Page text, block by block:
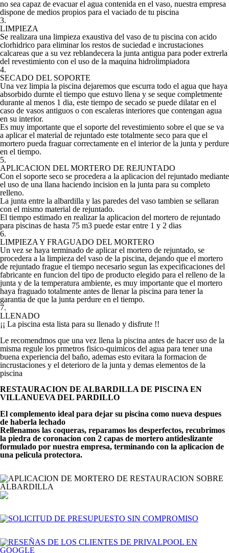
no sea capaz de evacuar el agua contenida en el vaso, nuestra empresa
dispone de medios propios para el vaciado de tu piscina
3.
LIMPIEZA
Se realizara una limpieza exaustiva del vaso de tu piscina con acido
clorhidrico para eliminar los restos de suciedad e incrustaciones
calcareas que a su vez reblandecera la junta antigua para poder extrerla
del revestimiento con el uso de la maquina hidrolimpiadora
4.
SECADO DEL SOPORTE
Una vez limpia la piscina dejaremos que escurra todo el agua que haya
absorbido durnte el tiempo que estuvo llena y se seque completmente
durante al menos 1 dia, este tiempo de secado se puede dilatar en el
caso de vasos antiguos o con escaleras interiores que contengan agua
en su interior.
Es muy importante que el soporte del revestimiento sobre el que se va
a aplicar el material de rejuntado este totalmente seco para que el
mortero pueda fraguar correctamente en el interior de la junta y perdure
en el tiempo.
5.
APLICACION DEL MORTERO DE REJUNTADO
Con el soporte seco se procedera a la aplicacion del rejuntado mediante
el uso de una llana haciendo incision en la junta para su completo
relleno.
La junta entre la albardilla y las paredes del vaso tambien se sellaran
con el mismo material de rejuntado.
El tiempo estimado en realizar la aplicacion del mortero de rejuntado
para piscinas de hasta 75 m3 puede estar entre 1 y 2 dias
6.
LIMPIEZA Y FRAGUADO DEL MORTERO
Un vez se haya terminado de aplicar el mortero de rejuntado, se
procedera a la limpieza del vaso de la piscina, dejando que el mortero
de rejuntado frague el tiempo necesario segun las expecificaciones del
fabricante en funcion del tipo de producto elegido para el relleno de la
junta y de la temperatura ambiente, es muy importante que el mortero
haya fraguado totalmente antes de llenar la piscina para tener la
garantia de que la junta perdure en el tiempo.
7.
LLENADO
¡¡ La piscina esta lista para su llenado y disfrute !!
Le recomendmos que una vez llena la piscina antes de hacer uso de la
misma regule los prmetros fisico-quimicos del agua para tener una
buena experiencia del baño, ademas esto evitara la formacion de
incrustaciones y el deterioro de la junta y demas elementos de la
piscina
RESTAURACION DE ALBARDILLA DE PISCINA EN
VILLANUEVA DEL PARDILLO
El complemento ideal para dejar su piscina como nueva despues
de haberla lechado
Rellenamos las coqueras, reparamos los desperfectos, recubrimos
la piedra de coronacion con 2 capas de mortero antideslizante
formulado por nuestra empresa, terminando con la aplicacion de
una pelicula protectora.